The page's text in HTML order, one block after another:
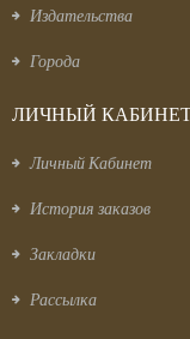
Издательства
Города
ЛИЧНЫЙ
Личный Кабинет
История заказов
Закладки
Рассылка